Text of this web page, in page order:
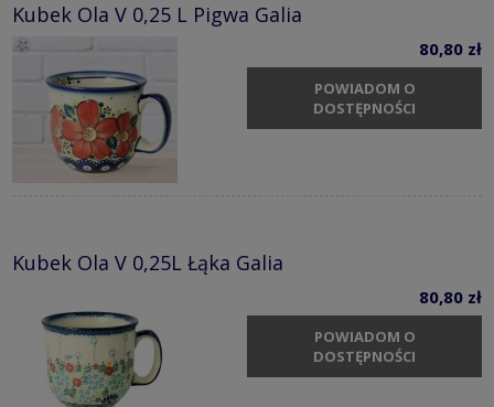
Kubek Ola V 0,25 L Pigwa Galia
80,80 zł
POWIADOM O
DOSTĘPNOŚCI
Kubek Ola V 0,25L Łąka Galia
80,80 zł
POWIADOM O
DOSTĘPNOŚCI